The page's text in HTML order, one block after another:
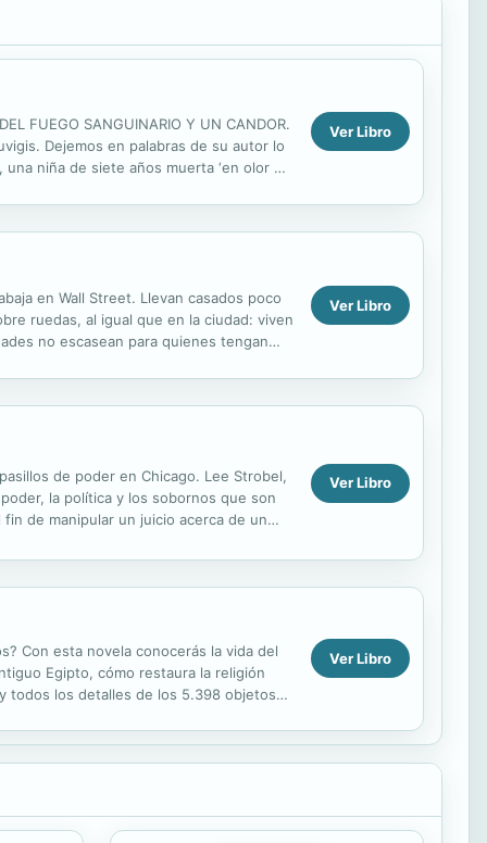
FUEGO SANGUINARIO Y UN CANDOR.
Dejemos en palabras de su autor lo
niña de siete años muerta ‘en olor de
Ver Libro
en Wall Street. Llevan casados poco
ruedas, al igual que en la ciudad: viven
no escasean para quienes tengan
Ver Libro
de poder en Chicago. Lee Strobel,
la política y los sobornos que son
de manipular un juicio acerca de un
Ver Libro
Con esta novela conocerás la vida del
Egipto, cómo restaura la religión
todos los detalles de los 5.398 objetos
Ver Libro